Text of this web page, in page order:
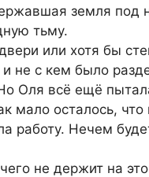
земля под
тьму.
или хотя бы
не с кем было
Оля всё ещё
мало осталось,
работу. Нечем
не держит на